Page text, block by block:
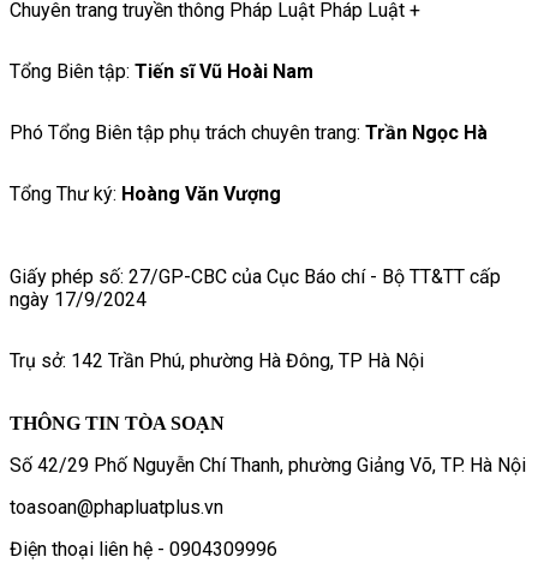
Chuyên trang truyền thông Pháp Luật Pháp Luật +
Tổng Biên tập: Tiến sĩ Vũ Hoài Nam
Phó Tổng Biên tập phụ trách chuyên trang: Trần Ngọc Hà
Tổng Thư ký: Hoàng Văn Vượng
Giấy phép số: 27/GP-CBC của Cục Báo chí - Bộ TT&TT cấp
ngày 17/9/2024
Trụ sở: 142 Trần Phú, phường Hà Đông, TP Hà Nội
THÔNG TIN TÒA SOẠN
Số 42/29 Phố Nguyễn Chí Thanh, phường Giảng Võ, TP. Hà Nội
toasoan@phapluatplus.vn
Điện thoại liên hệ - 0904309996